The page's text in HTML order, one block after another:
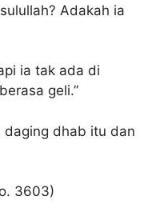
Adakah ia
ia tak ada di
geli.”
daging dhab itu dan
3603)